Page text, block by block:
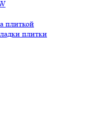
плиткой
плитки